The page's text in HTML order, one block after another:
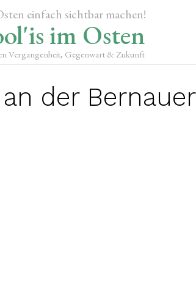
einfach sichtbar machen!
im Osten
Vergangenheit, Gegenwart & Zukunft
der